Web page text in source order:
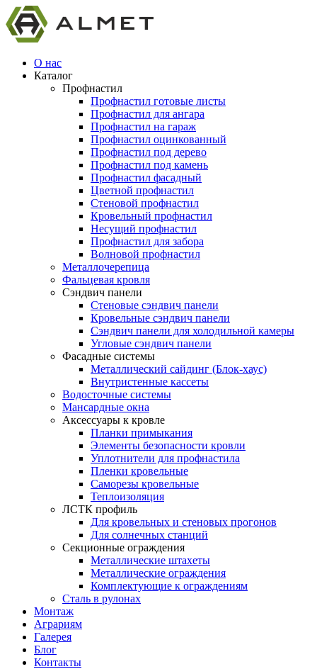
О нас
Каталог
Профнастил
Профнастил готовые листы
Профнастил для ангара
Профнастил на гараж
Профнастил оцинкованный
Профнастил под дерево
Профнастил под камень
Профнастил фасадный
Цветной профнастил
Стеновой профнастил
Кровельный профнастил
Несущий профнастил
Профнастил для забора
Волновой профнастил
Металлочерепица
Фальцевая кровля
Сэндвич панели
Стеновые сэндвич панели
Кровельные сэндвич панели
Сэндвич панели для холодильной камеры
Угловые сэндвич панели
Фасадные системы
Металлический сайдинг (Блок-хаус)
Внутристенные кассеты
Водосточные системы
Мансардные окна
Аксессуары к кровле
Планки примыкания
Элементы безопасности кровли
Уплотнители для профнастила
Пленки кровельные
Саморезы кровельные
Теплоизоляция
ЛСТК профиль
Для кровельных и стеновых прогонов
Для солнечных станций
Секционные ограждения
Металлические штахеты
Металлические ограждения
Комплектующие к ограждениям
Сталь в рулонах
Монтаж
Аграриям
Галерея
Блог
Контакты